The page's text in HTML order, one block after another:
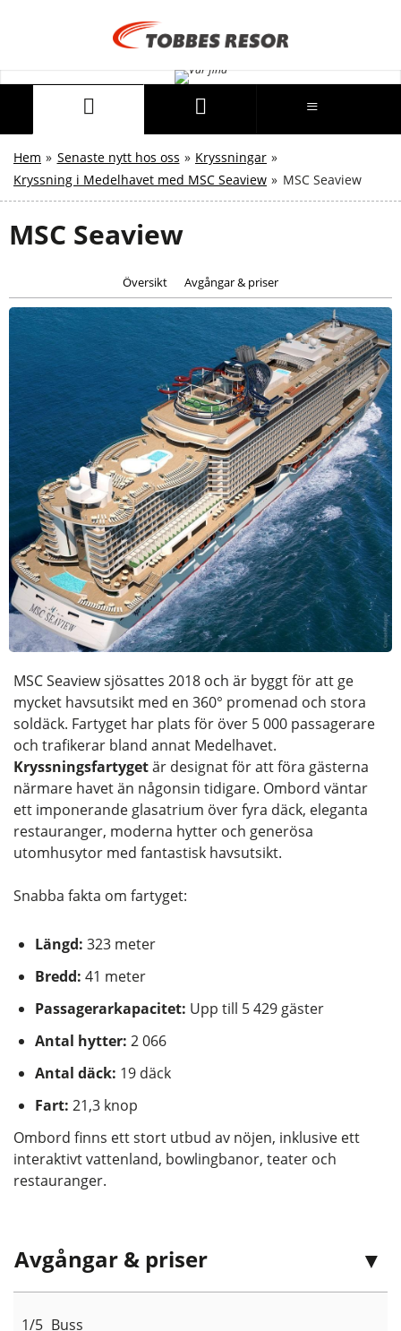
Hem » Senaste nytt hos oss » Kryssningar »
Kryssning i Medelhavet med MSC Seaview » MSC Seaview
MSC Seaview
Översikt Avgångar & priser
MSC Seaview sjösattes 2018 och är byggt för att ge
mycket havsutsikt med en 360° promenad och stora
soldäck. Fartyget har plats för över 5 000 passagerare
och trafikerar bland annat Medelhavet.
Kryssningsfartygetär designat för att föra gästerna
närmare havet än någonsin tidigare. Ombord väntar
ett imponerande glasatrium över fyra däck, eleganta
restauranger, moderna hytter och generösa
utomhusytor med fantastisk havsutsikt.
Snabba fakta om fartyget:
Längd: 323 meter
Bredd: 41 meter
Passagerarkapacitet: Upp till 5 429 gäster
Antal hytter: 2 066
Antal däck: 19 däck
Fart: 21,3 knop
Ombord finns ett stort utbud av nöjen, inklusive ett
interaktivt vattenland, bowlingbanor, teater och
restauranger.
Avgångar & priser
1/5 Buss